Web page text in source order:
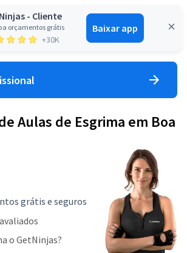
- Cliente
orçamentos grátis
+30K
Baixar app
Entrar
Aulas de Esgrima em Boa
grátis e seguros
o GetNinjas?